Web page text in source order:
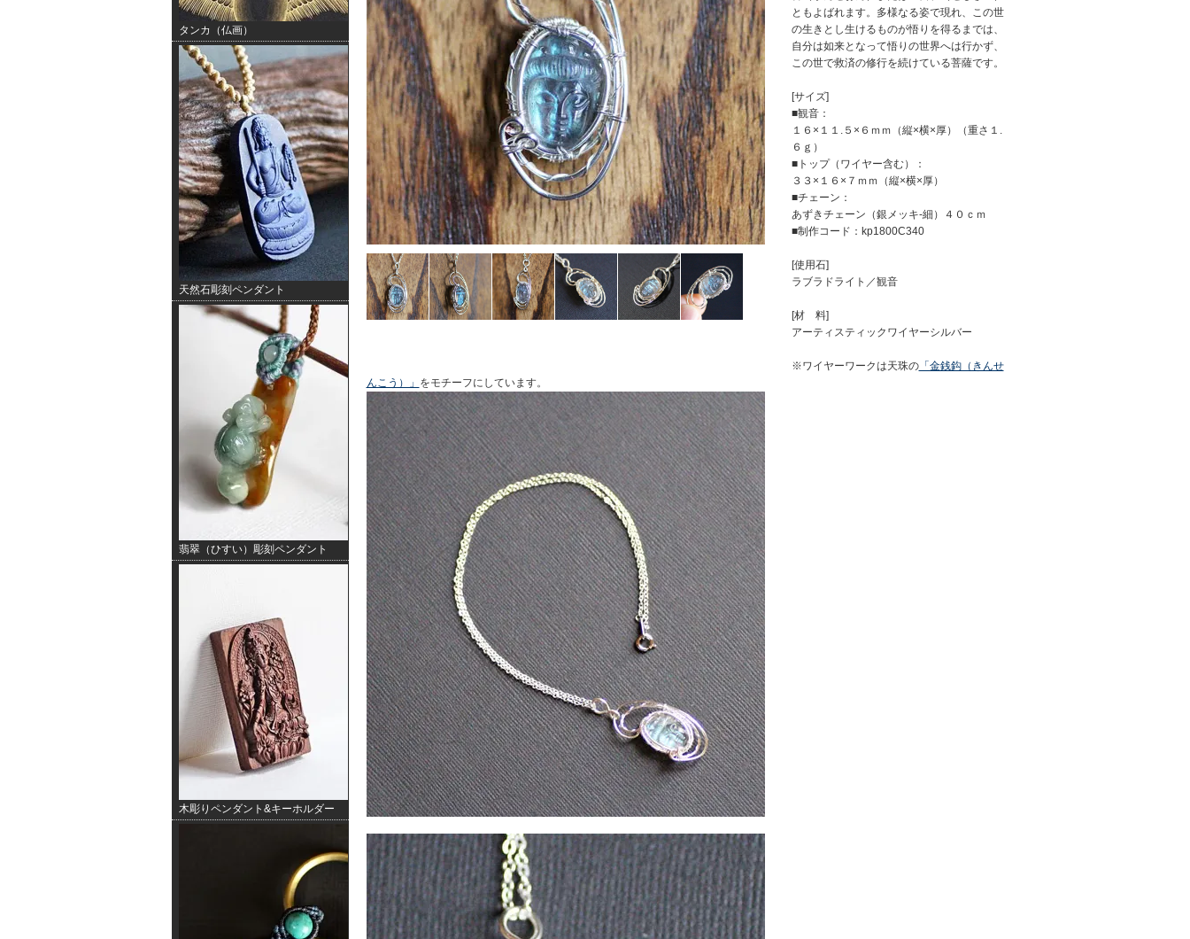
タンカ（仏画）
天然石彫刻ペンダント
翡翠（ひすい）彫刻ペンダント
木彫りペンダント&キーホルダー
ともよばれます。多様なる姿で現れ、この世
の生きとし生けるものが悟りを得るまでは、
自分は如来となって悟りの世界へは行かず、
この世で救済の修行を続けている菩薩です。
[サイズ]
■観音：
１６×１１.５×６ｍｍ（縦×横×厚）（重さ１.
６ｇ）
■トップ（ワイヤー含む）：
３３×１６×７ｍｍ（縦×横×厚）
■チェーン：
あずきチェーン（銀メッキ-細）４０ｃｍ
■制作コード：kp1800C340
[使用石]
ラブラドライト／観音
[材 料]
アーティスティックワイヤーシルバー
※ワイヤーワークは天珠の「金銭鈎（きんせ
んこう）」 をモチーフにしています。